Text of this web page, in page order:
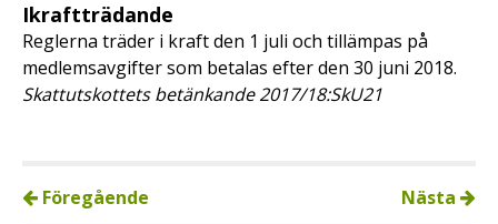
Ikraftträdande
Reglerna träder i kraft den 1 juli och tillämpas på
medlemsavgifter som betalas efter den 30 juni 2018.
Skattutskottets betänkande 2017/18:SkU21
Föregående Nästa